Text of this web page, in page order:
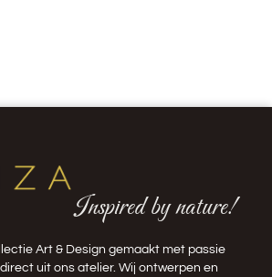
Inspired by nature!
Art & Design gemaakt met passie
uit ons atelier. Wij ontwerpen en